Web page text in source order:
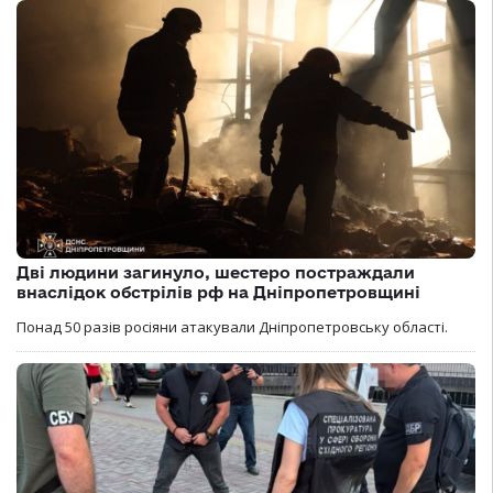
Дві людини загинуло, шестеро постраждали
внаслідок обстрілів рф на Дніпропетровщині
Понад 50 разів росіяни атакували Дніпропетровську області.